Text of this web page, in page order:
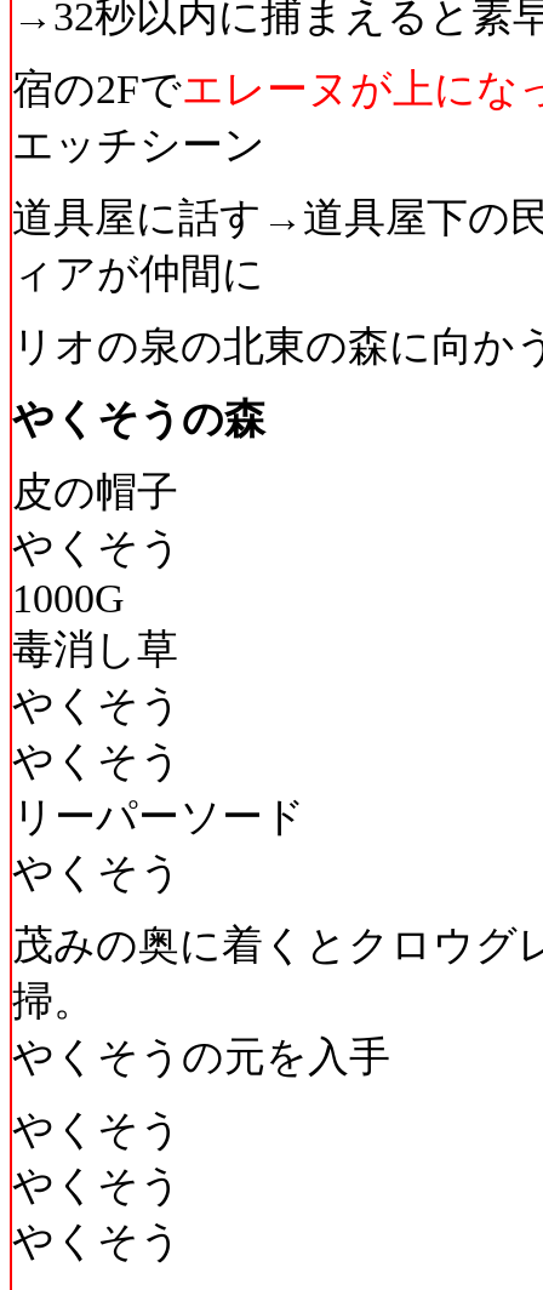
→32秒以内に捕まえると素
宿の2Fでエレーヌが上にな
エッチシーン
道具屋に話す→道具屋下の
ィアが仲間に
リオの泉の北東の森に向か
やくそうの森
皮の帽子
やくそう
1000G
毒消し草
やくそう
やくそう
リーパーソード
やくそう
茂みの奥に着くとクロウ
掃。
やくそうの元を入手
やくそう
やくそう
やくそう